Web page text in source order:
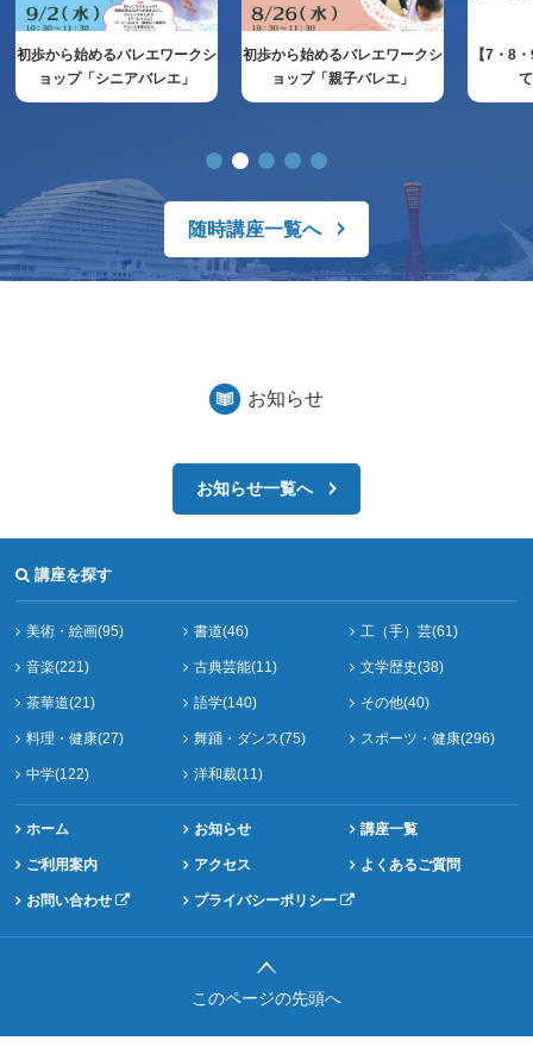
初歩から始めるバレエワークシ
ョップ「シニアバレエ」
初歩から始めるバレエワークシ
ョップ「親子バレエ」
【7・8
随時講座一覧へ
お知らせ
お知らせ一覧へ
講座を探す
美術・絵画(95) 書道(46) 工（手）芸(61)
音楽(221) 古典芸能(11) 文学歴史(38)
茶華道(21) 語学(140) その他(40)
料理・健康(27) 舞踊・ダンス(75) スポーツ・健康(296)
中学(122) 洋和裁(11)
ホーム お知らせ 講座一覧
ご利用案内 アクセス よくあるご質問
お問い合わせ プライバシーポリシー
このページの先頭へ